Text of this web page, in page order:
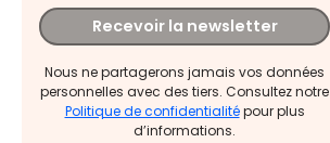
Recevoir la newsletter
Nous ne partagerons jamais vos données
personnelles avec des tiers. Consultez notre
Politique de confidentialitépour plus
d’informations.